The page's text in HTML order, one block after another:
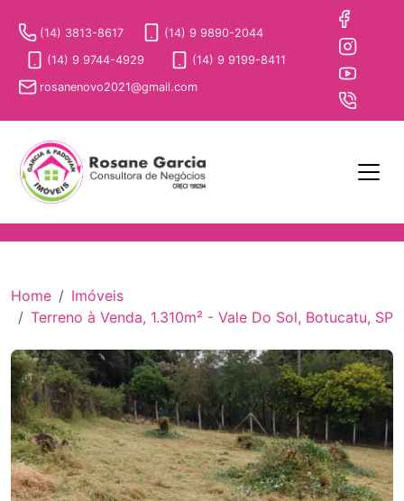
(14) 3813-8617 (14) 9 9890-2044
(14) 9 9744-4929 (14) 9 9199-8411
rosanenovo2021@gmail.com
Home
Imóveis
Terreno à Venda, 1.310m² - Vale Do Sol, Botucatu, SP